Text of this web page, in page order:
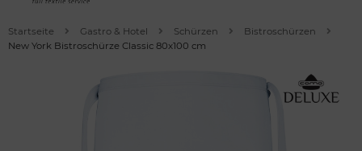
Startseite Gastro & Hotel Schürzen
Bistroschürzen
New York Bistroschürze Classic 80x100 cm